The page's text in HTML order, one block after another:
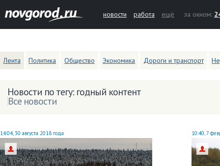
новости работа ещё за окном:
Лента Политика Общество Экономика Дороги и транспорт
Новости по тегу: годный контент
Все новости
14:04, 30 августа 2018 года 10:40, 7